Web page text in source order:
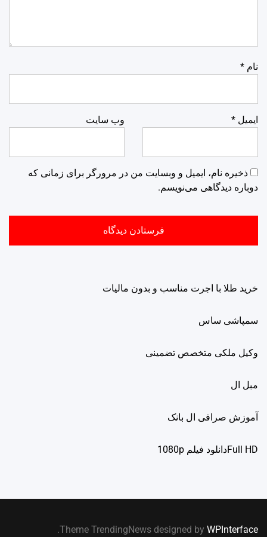
نام *
ایمیل * وب‌ سایت
ذخیره نام، ایمیل و وبسایت من در مرورگر برای زمانی که
دوباره دیدگاهی می‌نویسم.
خرید طلا با اجرت مناسب و بدون مالیات
سمپاشی ساس
وکیل ملکی متخصص تضمینی
مبل ال
آموزش صرافی ال بانک
Full HDدانلود فيلم 1080p
Theme TrendingNews designed by WPInterface
.